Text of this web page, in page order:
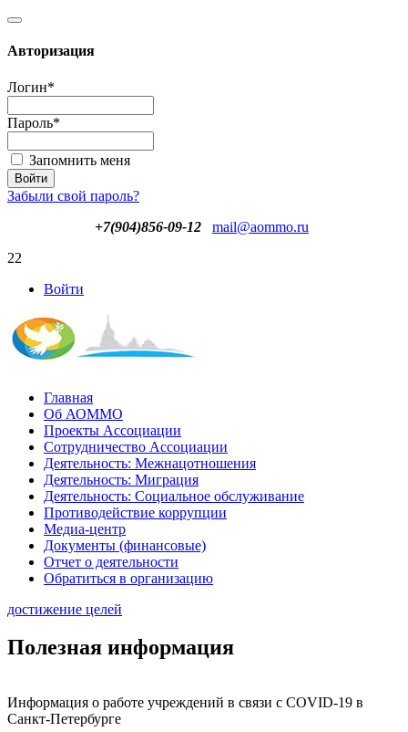
Авторизация
Логин*
Пароль*
Запомнить меня
Забыли свой пароль?
+7(904)856-09-12
mail@aommo.ru
22
Войти
Главная
Об АОММО
Проекты Ассоциации
Сотрудничество Ассоциации
Деятельность: Межнацотношения
Деятельность: Миграция
Деятельность: Социальное обслуживание
Противодействие коррупции
Медиа-центр
Документы (финансовые)
Отчет о деятельности
Обратиться в организацию
достижение целей
Полезная информация
Информация о работе учреждений в связи с COVID-19 в
Санкт-Петербурге